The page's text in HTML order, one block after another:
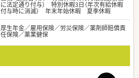
に法定通り付与） 特別休暇3日（年次有給休暇
付与時に消滅） 年末年始休暇 夏季休暇
厚生年金／雇用保険／労災保険／薬剤師賠償責
任保険／薬業健保